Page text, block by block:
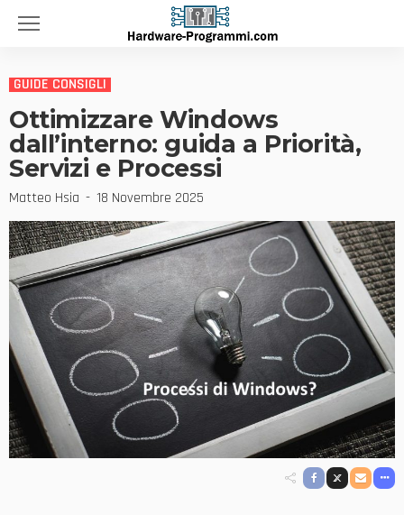
GUIDE CONSIGLI
Ottimizzare Windows
dall’interno: guida a Priorità,
Servizi e Processi
Matteo Hsia 18 Novembre 2025